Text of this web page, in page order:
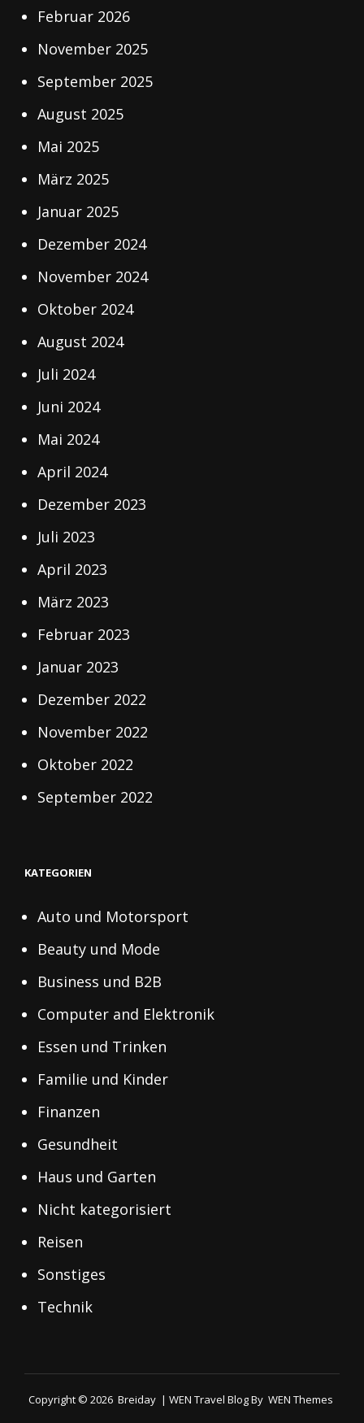
Februar 2026
November 2025
September 2025
August 2025
Mai 2025
März 2025
Januar 2025
Dezember 2024
November 2024
Oktober 2024
August 2024
Juli 2024
Juni 2024
Mai 2024
April 2024
Dezember 2023
Juli 2023
April 2023
März 2023
Februar 2023
Januar 2023
Dezember 2022
November 2022
Oktober 2022
September 2022
KATEGORIEN
Auto und Motorsport
Beauty und Mode
Business und B2B
Computer and Elektronik
Essen und Trinken
Familie und Kinder
Finanzen
Gesundheit
Haus und Garten
Nicht kategorisiert
Reisen
Sonstiges
Technik
Copyright © 2026 Breiday | WEN Travel Blog By WEN Themes